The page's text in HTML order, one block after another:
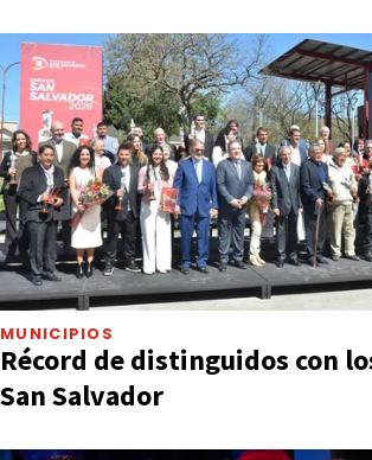
MUNICIPIOS
Récord de distinguidos con
San Salvador